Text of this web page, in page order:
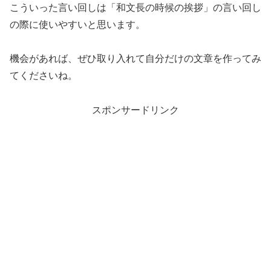
こういった言い回しは「和文長の時候の挨拶」の言い回し
の際に使いやすいと思います。
機会があれば、ぜひ取り入れて自分だけの文章を作ってみ
てくださいね。
スポンサードリンク